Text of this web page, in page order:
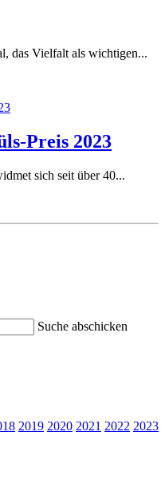
das Vielfalt als wichtigen...
Preis 2023
sich seit über 40...
Suche abschicken
2019 2020 2021 2022 2023